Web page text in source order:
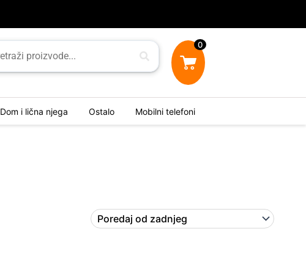
0
Dom i lična njega Ostalo Mobilni telefoni